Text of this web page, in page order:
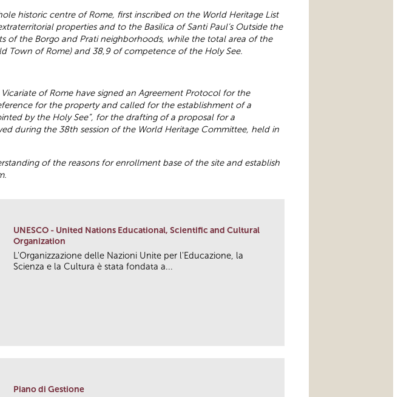
historic centre of Rome, first inscribed on the World Heritage List
properties and to the Basilica of Santi Paul’s Outside the
of the Borgo and Prati neighborhoods, while the total area of the
Town of Rome) and 38,9 of competence of the Holy See.
of Rome have signed an Agreement Protocol for the
for the property and called for the establishment of a
by the Holy See”, for the drafting of a proposal for a
during the 38th session of the World Heritage Committee, held in
of the reasons for enrollment base of the site and establish
UNESCO - United Nations Educational, Scientific and Cultural
Organization
L'Organizzazione delle Nazioni Unite per l'Educazione, la
Scienza e la Cultura è stata fondata a...
Piano di Gestione